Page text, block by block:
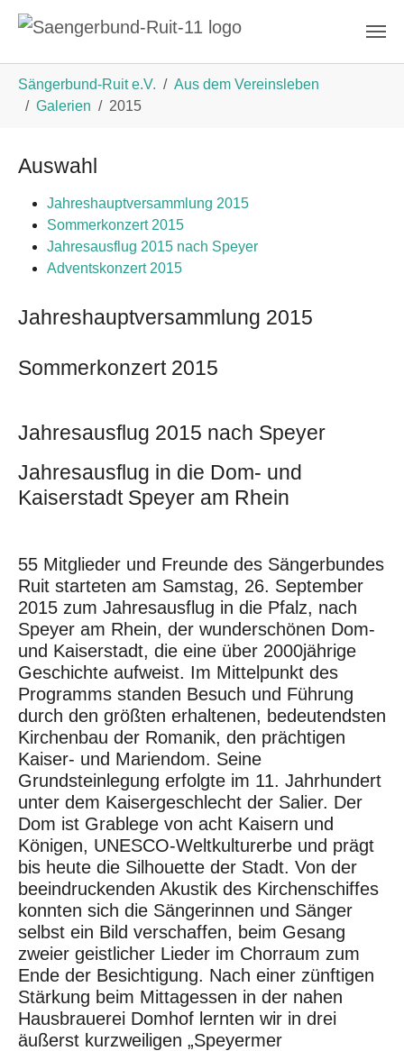
Sängerbund-Ruit e.V.
Aus dem Vereinsleben
Galerien
2015
Auswahl
Jahreshauptversammlung 2015
Sommerkonzert 2015
Jahresausflug 2015 nach Speyer
Adventskonzert 2015
Jahreshauptversammlung 2015
Sommerkonzert 2015
Jahresausflug 2015 nach Speyer
Jahresausflug in die Dom- und
Kaiserstadt Speyer am Rhein
55 Mitglieder und Freunde des Sängerbundes
Ruit starteten am Samstag, 26. September
2015 zum Jahresausflug in die Pfalz, nach
Speyer am Rhein, der wunderschönen Dom-
und Kaiserstadt, die eine über 2000jährige
Geschichte aufweist. Im Mittelpunkt des
Programms standen Besuch und Führung
durch den größten erhaltenen, bedeutendsten
Kirchenbau der Romanik, den prächtigen
Kaiser- und Mariendom. Seine
Grundsteinlegung erfolgte im 11. Jahrhundert
unter dem Kaisergeschlecht der Salier. Der
Dom ist Grablege von acht Kaisern und
Königen, UNESCO-Weltkulturerbe und prägt
bis heute die Silhouette der Stadt. Von der
beeindruckenden Akustik des Kirchenschiffes
konnten sich die Sängerinnen und Sänger
selbst ein Bild verschaffen, beim Gesang
zweier geistlicher Lieder im Chorraum zum
Ende der Besichtigung. Nach einer zünftigen
Stärkung beim Mittagessen in der nahen
Hausbrauerei Domhof lernten wir in drei
äußerst kurzweiligen „Speyermer